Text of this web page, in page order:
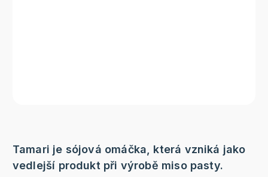
Tamari je sójová omáčka, která vzniká jako
vedlejší produkt při výrobě miso pasty.